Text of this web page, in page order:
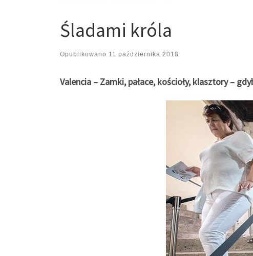
Śladami króla
Opublikowano 11 października 2018
Valencia – Zamki, pałace, kościoły, klasztory –